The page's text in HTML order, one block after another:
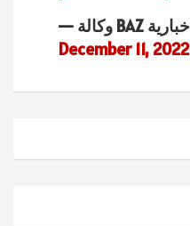
December 11, 2022